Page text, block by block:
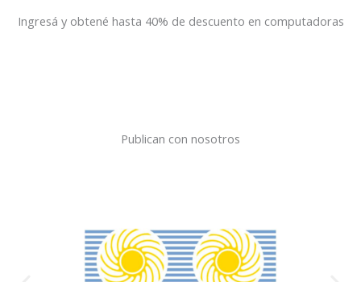
Ingresá y obtené hasta 40% de descuento en computadoras
Publican con nosotros